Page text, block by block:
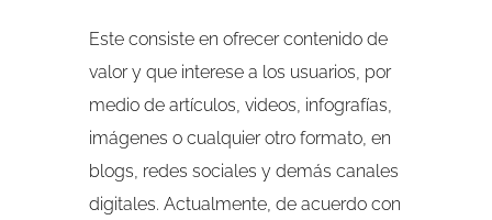
Este consiste en ofrecer contenido de
valor y que interese a los usuarios, por
medio de artículos, videos, infografías,
imágenes o cualquier otro formato, en
blogs, redes sociales y demás canales
digitales. Actualmente, de acuerdo con